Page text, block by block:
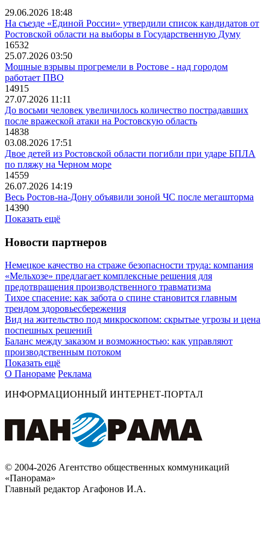
29.06.2026 18:48
На съезде «Единой России» утвердили список кандидатов от
Ростовской области на выборы в Государственную Думу
16532
25.07.2026 03:50
Мощные взрывы прогремели в Ростове - над городом
работает ПВО
14915
27.07.2026 11:11
До восьми человек увеличилось количество пострадавших
после вражеской атаки на Ростовскую область
14838
03.08.2026 17:51
Двое детей из Ростовской области погибли при ударе БПЛА
по пляжу на Черном море
14559
26.07.2026 14:19
Весь Ростов-на-Дону объявили зоной ЧС после мегашторма
14390
Показать ещё
Новости партнеров
Немецкое качество на страже безопасности труда: компания
«Мельхозе» предлагает комплексные решения для
предотвращения производственного травматизма
Тихое спасение: как забота о спине становится главным
трендом здоровьесбережения
Вид на жительство под микроскопом: скрытые угрозы и цена
поспешных решений
Баланс между заказом и возможностью: как управляют
производственным потоком
Показать ещё
О Панораме Реклама
ИНФОРМАЦИОННЫЙ ИНТЕРНЕТ-ПОРТАЛ
© 2004-2026 Агентство общественных коммуникаций
«Панорама»
Главный редактор Агафонов И.А.